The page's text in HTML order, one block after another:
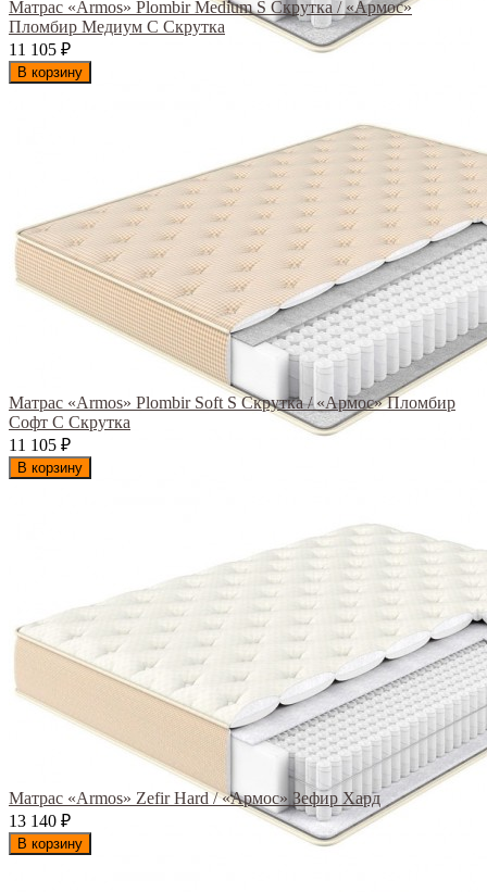
Матрас «Armos» Plombir Medium S Скрутка / «Армос»
Пломбир Медиум С Скрутка
11 105 ₽
В корзину
Матрас «Armos» Plombir Soft S Скрутка / «Армос» Пломбир
Софт С Скрутка
11 105 ₽
В корзину
Матрас «Armos» Zefir Hard / «Армос» Зефир Хард
13 140 ₽
В корзину